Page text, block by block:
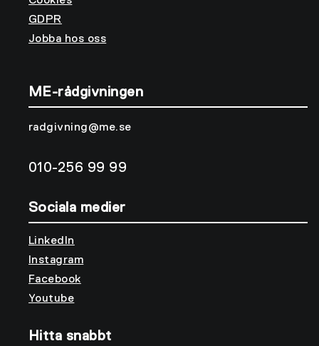
GDPR
Jobba hos oss
ME-rådgivningen
radgivning@me.se
010-256 99 99
Sociala medier
LinkedIn
Instagram
Facebook
Youtube
Hitta snabbt